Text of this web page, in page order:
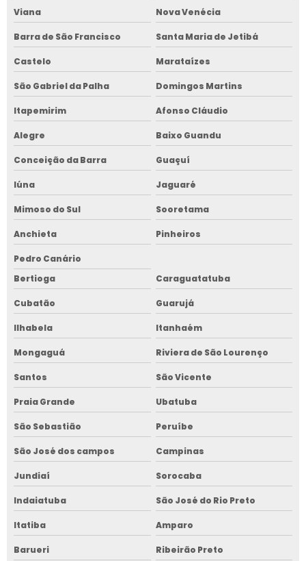
Viana Nova Venécia
Barra de São Francisco Santa Maria de Jetibá
Castelo Marataízes
São Gabriel da Palha Domingos Martins
Itapemirim Afonso Cláudio
Alegre Baixo Guandu
Conceição da Barra Guaçuí
Iúna Jaguaré
Mimoso do Sul Sooretama
Anchieta Pinheiros
Pedro Canário
Bertioga
Caraguatatuba
Cubatão Guarujá
Ilhabela Itanhaém
Mongaguá Riviera de São Lourenço
Santos São Vicente
Praia Grande Ubatuba
São Sebastião Peruíbe
São José dos campos Campinas
Jundiaí Sorocaba
Indaiatuba São José do Rio Preto
Itatiba Amparo
Barueri Ribeirão Preto